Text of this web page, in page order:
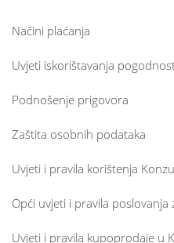
Načini plaćanja
Uvjeti iskorištavanja
Podnošenje prigovora
Zaštita osobnih podataka
Uvjeti i pravila korištenja
Opći uvjeti i pravila
Uvjeti i pravila kupoprodaje u